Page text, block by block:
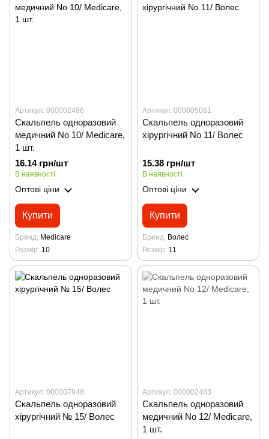
Артикул: 000002486
Скальпель одноразовий
медичний No 10/ Мedicare,
1 шт.
16.14 грн/шт
В наявності
Оптові ціни
Купити
Бренд Medicare
Розмір 10
Артикул: 000005081
Скальпель одноразовий
хірургічний No 11/ Волес
15.38 грн/шт
В наявності
Оптові ціни
Купити
Бренд Волес
Розмір 11
Артикул: 000007948
Скальпель одноразовий
хірургічний № 15/ Волес
Артикул: 000002483
Скальпель одноразовий
медичний No 12/ Medicare,
1 шт.